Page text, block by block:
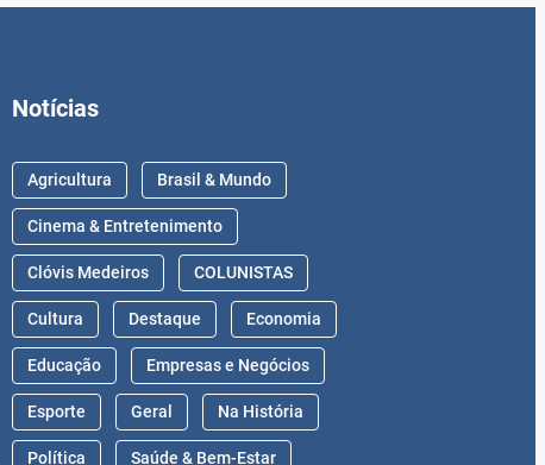
Notícias
Agricultura Brasil & Mundo
Cinema & Entretenimento
Clóvis Medeiros COLUNISTAS
Cultura Destaque Economia
Educação Empresas e Negócios
Esporte Geral Na História
Política Saúde & Bem-Estar